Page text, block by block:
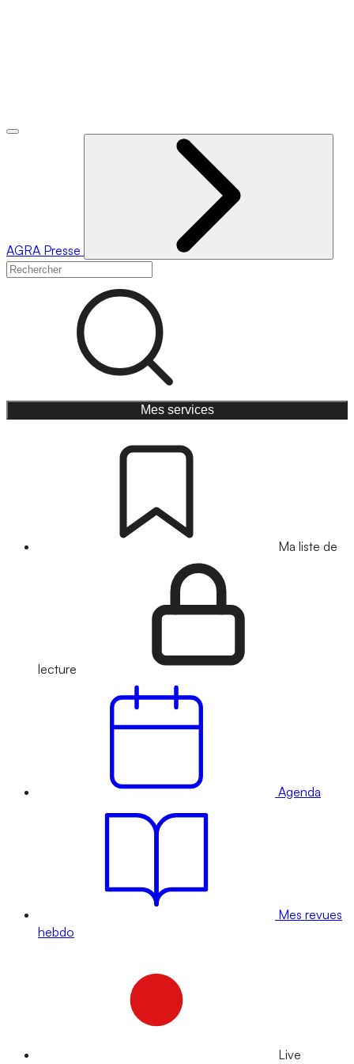
AGRA Presse
Mes services
Ma liste de
lecture
Agenda
Mes revues
hebdo
Live